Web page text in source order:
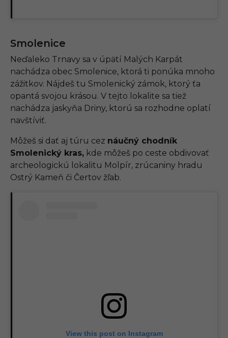
Smolenice
Neďaleko Trnavy sa v úpätí Malých Karpát
nachádza obec Smolenice, ktorá ti ponúka mnoho
zážitkov. Nájdeš tu Smolenický zámok, ktorý ťa
opantá svojou krásou. V tejto lokalite sa tiež
nachádza jaskyňa Driny, ktorú sa rozhodne oplatí
navštíviť.
Môžeš si dať aj túru cez náučný chodník
Smolenický kras, kde môžeš po ceste obdivovať
archeologickú lokalitu Molpír, zrúcaniny hradu
Ostrý Kameň či Čertov žľab.
View this post on Instagram